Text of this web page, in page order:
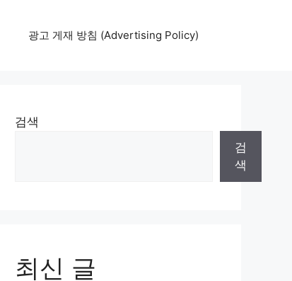
광고 게재 방침 (Advertising Policy)
검색
검
색
최신 글